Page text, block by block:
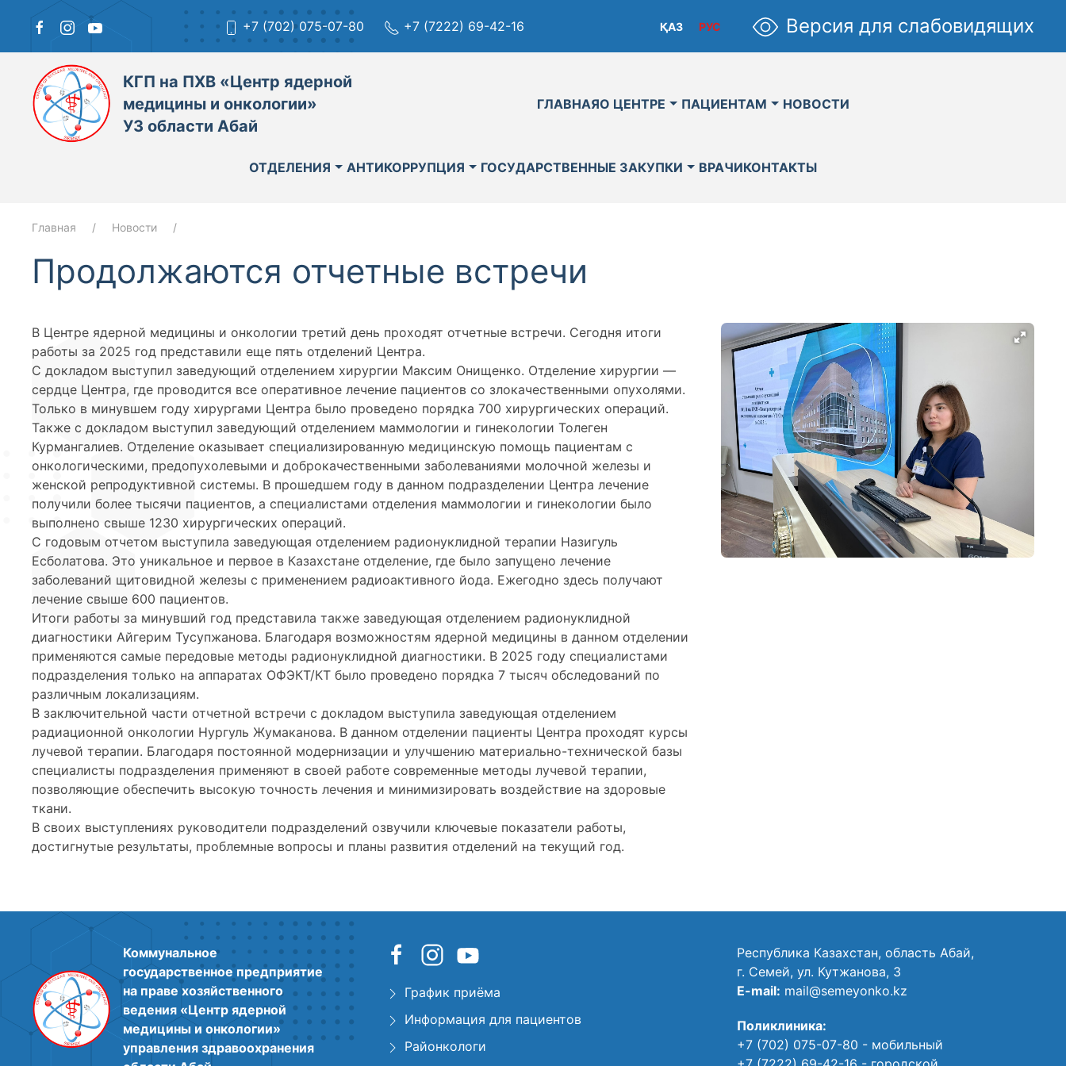
+7 (702) 075-07-80 +7 (7222) 69-42-16 РУС
ҚАЗ Версия для слабовидящих
КГП на ПХВ «Центр ядерной
медицины и онкологии»
УЗ области Абай
ГЛАВНАЯО ЦЕНТРЕ ПАЦИЕНТАМ НОВОСТИ
ОТДЕЛЕНИЯ АНТИКОРРУПЦИЯ ГОСУДАРСТВЕННЫЕ ЗАКУПКИ ВРАЧИКОНТАКТЫ
Главная Новости
Продолжаются отчетные встречи
В Центре ядерной медицины и онкологии третий день проходят отчетные встречи. Сегодня итоги
работы за 2025 год представили еще пять отделений Центра.
С докладом выступил заведующий отделением хирургии Максим Онищенко. Отделение хирургии —
сердце Центра, где проводится все оперативное лечение пациентов со злокачественными опухолями.
Только в минувшем году хирургами Центра было проведено порядка 700 хирургических операций.
Также с докладом выступил заведующий отделением маммологии и гинекологии Толеген
Курмангалиев. Отделение оказывает специализированную медицинскую помощь пациентам с
онкологическими, предопухолевыми и доброкачественными заболеваниями молочной железы и
женской репродуктивной системы. В прошедшем году в данном подразделении Центра лечение
получили более тысячи пациентов, а специалистами отделения маммологии и гинекологии было
выполнено свыше 1230 хирургических операций.
С годовым отчетом выступила заведующая отделением радионуклидной терапии Назигуль
Есболатова. Это уникальное и первое в Казахстане отделение, где было запущено лечение
заболеваний щитовидной железы с применением радиоактивного йода. Ежегодно здесь получают
лечение свыше 600 пациентов.
Итоги работы за минувший год представила также заведующая отделением радионуклидной
диагностики Айгерим Тусупжанова. Благодаря возможностям ядерной медицины в данном отделении
применяются самые передовые методы радионуклидной диагностики. В 2025 году специалистами
подразделения только на аппаратах ОФЭКТ/КТ было проведено порядка 7 тысяч обследований по
различным локализациям.
В заключительной части отчетной встречи с докладом выступила заведующая отделением
радиационной онкологии Нургуль Жумаканова. В данном отделении пациенты Центра проходят курсы
лучевой терапии. Благодаря постоянной модернизации и улучшению материально-технической базы
специалисты подразделения применяют в своей работе современные методы лучевой терапии,
позволяющие обеспечить высокую точность лечения и минимизировать воздействие на здоровые
ткани.
В своих выступлениях руководители подразделений озвучили ключевые показатели работы,
достигнутые результаты, проблемные вопросы и планы развития отделений на текущий год.
Коммунальное
государственное предприятие
на праве хозяйственного
ведения «Центр ядерной
медицины и онкологии»
управления здравоохранения
График приёма
Информация для пациентов
Районкологи
Республика Казахстан, область Абай,
г. Семей, ул. Кутжанова, 3
E-mail: mail@semeyonko.kz
Поликлиника:
+7 (702) 075-07-80 - мобильный